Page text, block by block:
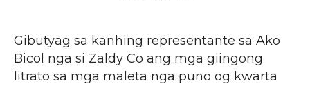
Gibutyag sa kanhing representante sa Ako
Bicol nga si Zaldy Co ang mga giingong
litrato sa mga maleta nga puno og kwarta